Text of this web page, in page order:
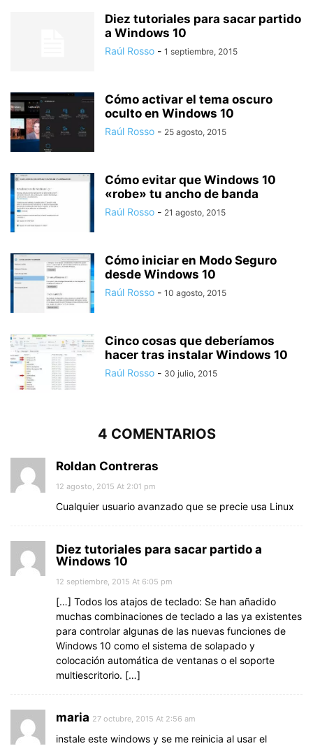
Diez tutoriales para sacar partido
a Windows 10
Raúl Rosso - 1 septiembre, 2015
Cómo activar el tema oscuro
oculto en Windows 10
Raúl Rosso - 25 agosto, 2015
Cómo evitar que Windows 10
«robe» tu ancho de banda
Raúl Rosso - 21 agosto, 2015
Cómo iniciar en Modo Seguro
desde Windows 10
Raúl Rosso - 10 agosto, 2015
Cinco cosas que deberíamos
hacer tras instalar Windows 10
Raúl Rosso - 30 julio, 2015
4 COMENTARIOS
Roldan Contreras
12 agosto, 2015 At 2:01 pm
Cualquier usuario avanzado que se precie usa Linux
Diez tutoriales para sacar partido a
Windows 10
12 septiembre, 2015 At 6:05 pm
[…] Todos los atajos de teclado: Se han añadido
muchas combinaciones de teclado a las ya existentes
para controlar algunas de las nuevas funciones de
Windows 10 como el sistema de solapado y
colocación automática de ventanas o el soporte
multiescritorio. […]
maria 27 octubre, 2015 At 2:56 am
instale este windows y se me reinicia al usar el